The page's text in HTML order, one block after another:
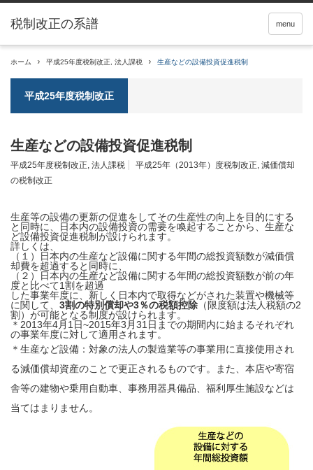
税制改正の系譜 menu
ホーム 平成25年度税制改正 法人課税 生産などの設備投資促進税制
平成25年度税制改正
生産などの設備投資促進税制
平成25年度税制改正, 法人課税 平成25年（2013年）度税制改正, 減価償却
の税制改正
生産等の設備の更新の促進をしてその生産性の向上を目的にする
と同時に、日本内の設備投資の需要を喚起することから、生産な
ど設備投資促進税制が設けられます。
詳しくは、
（１）日本内の生産など設備に関する年間の総投資額数が減価償
却費を超過すると同時に、
（２）日本内の生産など設備に関する年間の総投資額数が前の年
度と比べて1割を超過
した事業年度に、新しく日本内で取得などがされた装置や機械等
に関して、 3割の特別償却や3％の税額控除 （限度額は法人税額の2
割）が可能となる制度が設けられます。
＊2013年4月1日~2015年3月31日までの期間内に始まるそれぞれ
の事業年度に対して適用されます。
＊生産など設備：対象の法人の製造業等の事業用に直接使用され
る減価償却資産のことで更正されるものです。また、本店や寄宿
舎等の建物や乗用自動車、事務用器具備品、福利厚生施設などは
当てはまりません。